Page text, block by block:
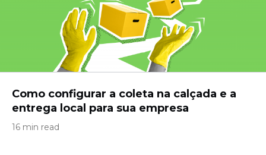
Como configurar a coleta na calçada e a
entrega local para sua empresa
16 min read